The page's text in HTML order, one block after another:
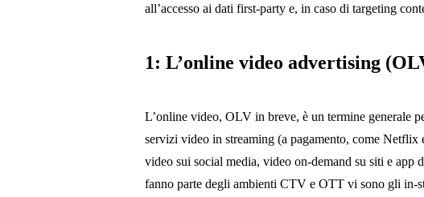
all’accesso ai dati first-party e, in caso di targeting
1: L’online video advertising
L’online video, OLV in breve, è un termine generale
servizi video in streaming (a pagamento, come
video sui social media, video on-demand su siti e
fanno parte degli ambienti CTV e OTT vi sono gli in-